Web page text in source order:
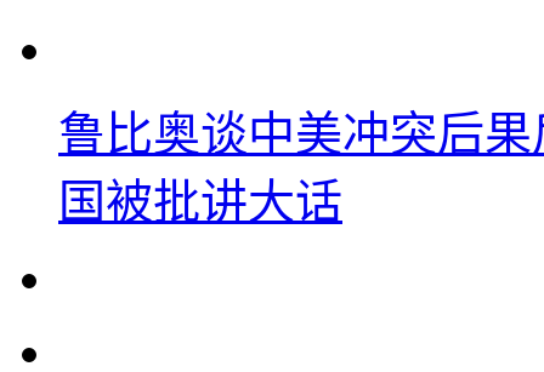
鲁比奥谈中美冲突后
国被批讲大话